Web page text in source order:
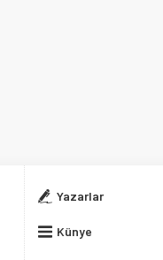
Yazarlar
Künye